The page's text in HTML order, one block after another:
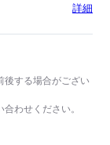
詳細
後する場合がござい
わせください。